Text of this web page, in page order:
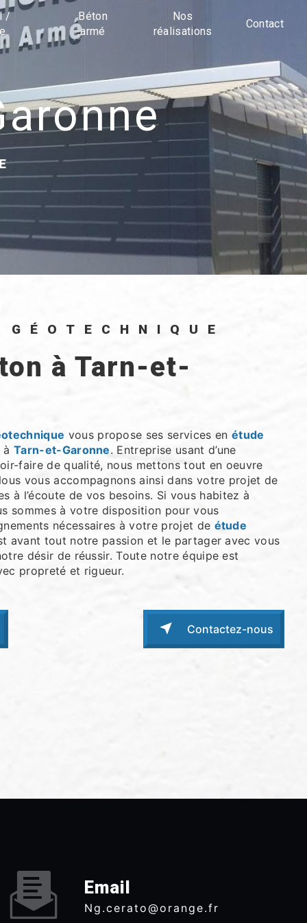
/
Béton
armé
Nos
réalisations
Contact
GÉOTECHNIQUE
vous propose ses services en étude
àTarn-et-Garonne. Entreprise usant d’une
faire de qualité, nous mettons tout en oeuvre
vous accompagnons ainsi dans votre projet de
à l’écoute de vos besoins. Si vous habitez à
sommes à votre disposition pour vous
nécessaires à votre projet de étude
avant tout notre passion et le partager avec vous
désir de réussir. Toute notre équipe est
propreté et rigueur.
Contactez-nous
Email
ng.cerato@orange.fr